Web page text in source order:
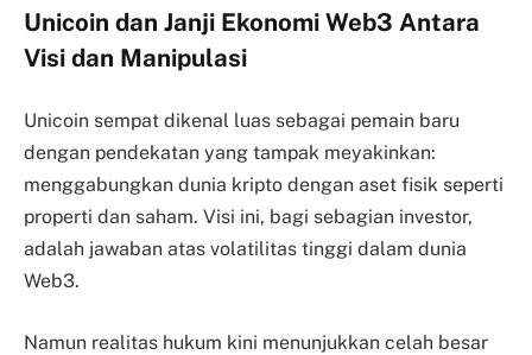
Unicoin dan Janji Ekonomi Web3 Antara
Visi dan Manipulasi
Unicoin sempat dikenal luas sebagai pemain baru
dengan pendekatan yang tampak meyakinkan:
menggabungkan dunia kripto dengan aset fisik seperti
properti dan saham. Visi ini, bagi sebagian investor,
adalah jawaban atas volatilitas tinggi dalam dunia
Web3.
Namun realitas hukum kini menunjukkan celah besar